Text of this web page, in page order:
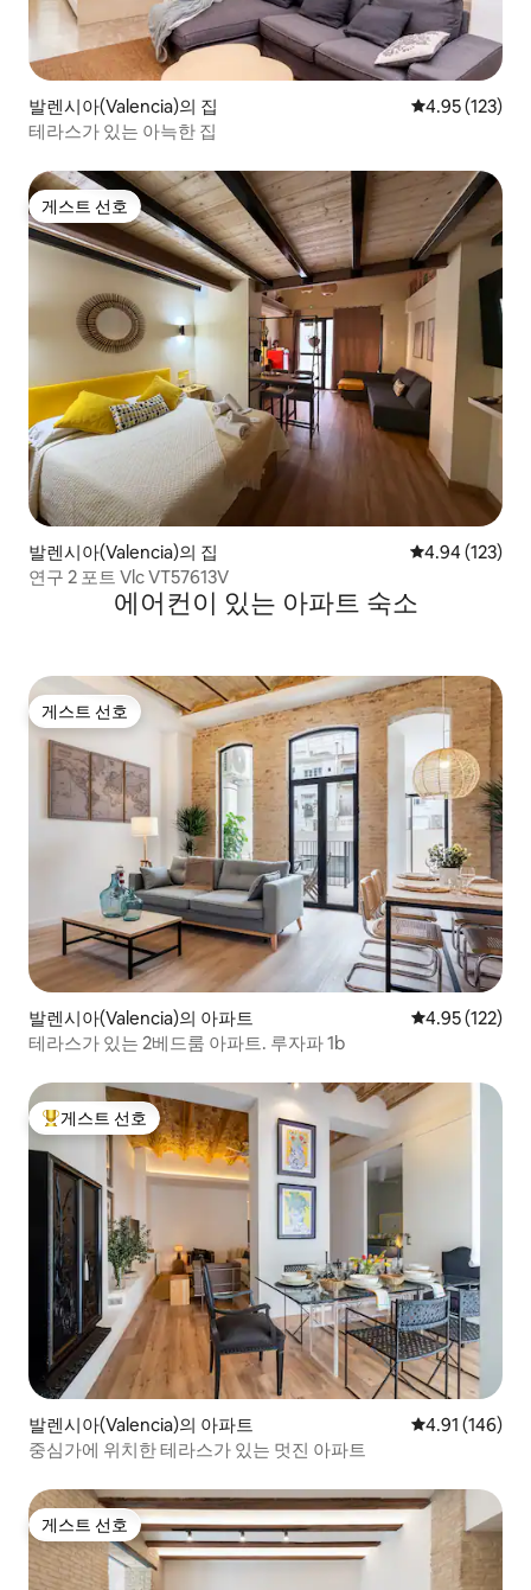
발렌시아(Valencia)의 집 평점 4.95점(5
4.95 (123)
테라스가 있는 아늑한 집
게스트 선호
게스트 선호
발렌시아(Valencia)의 집 평점 4.94점(5
4.94 (123)
연구 2 포트 Vlc VT57613V
에어컨이 있는 아파트 숙소
게스트 선호
게스트 선호
발렌시아(Valencia)의 아파트 평점 4.95점(5
4.95 (122)
테라스가 있는 2베드룸 아파트. 루자파 1b
상위 게스트 선호
게스트 선호
발렌시아(Valencia)의 아파트 평점 4.91점(5
4.91 (146)
중심가에 위치한 테라스가 있는 멋진 아파트
게스트 선호
게스트 선호